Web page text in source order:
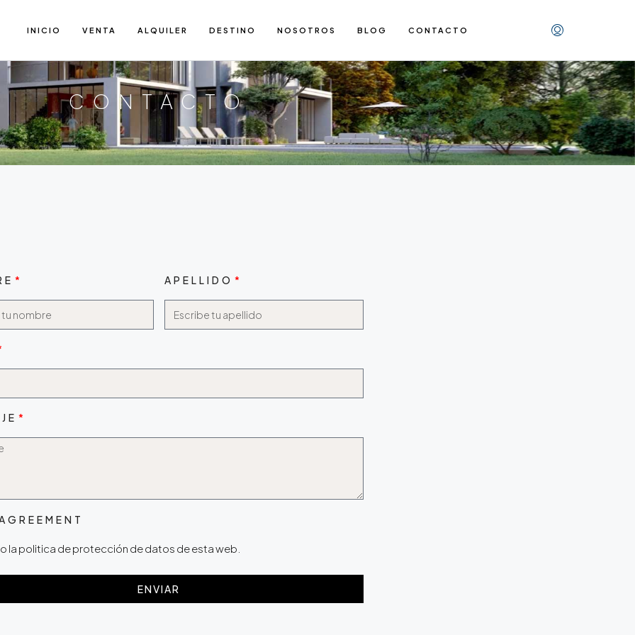
INICIO VENTA ALQUILER DESTINO NOSOTROS BLOG CONTACTO
CONTACTO
APELLIDO
la politica de protección de datos de esta web.
ENVIAR